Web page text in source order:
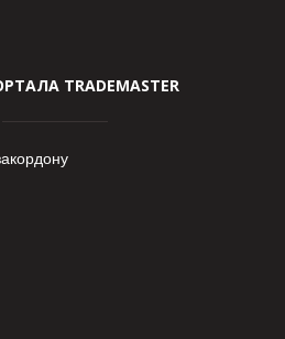
TRADEMASTER